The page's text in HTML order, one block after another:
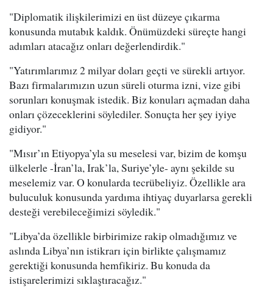
"Diplomatik ilişkilerimizi en üst düzeye çıkarma
konusunda mutabık kaldık. Önümüzdeki süreçte hangi
adımları atacağız onları değerlendirdik."
"Yatırımlarımız 2 milyar doları geçti ve sürekli artıyor.
Bazı firmalarımızın uzun süreli oturma izni, vize gibi
sorunları konuşmak istedik. Biz konuları açmadan daha
onları çözeceklerini söylediler. Sonuçta her şey iyiye
gidiyor."
"Mısır’ın Etiyopya’yla su meselesi var, bizim de komşu
ülkelerle -İran’la, Irak’la, Suriye’yle- aynı şekilde su
meselemiz var. O konularda tecrübeliyiz. Özellikle ara
buluculuk konusunda yardıma ihtiyaç duyarlarsa gerekli
desteği verebileceğimizi söyledik."
"Libya’da özellikle birbirimize rakip olmadığımız ve
aslında Libya’nın istikrarı için birlikte çalışmamız
gerektiği konusunda hemfikiriz. Bu konuda da
istişarelerimizi sıklaştıracağız."